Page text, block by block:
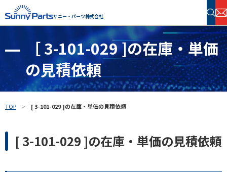
サニー・パーツ株式会社
半導体・電子部品 在庫検索
フリーワードで探す
［ 3-101-029 ]の在庫・単価
の見積依頼
TOP [ 3-101-029 ]の在庫・単価の見積依頼
[ 3-101-029 ]の在庫・単価の見積依頼